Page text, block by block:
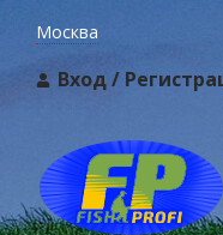
Москва
Вход/